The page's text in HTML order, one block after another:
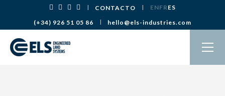
contenido(+34) 926 51 05 86 hello@els-industries.com
CONTACTO ENFRES